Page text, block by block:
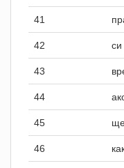
41
42 си
43
44
45
46